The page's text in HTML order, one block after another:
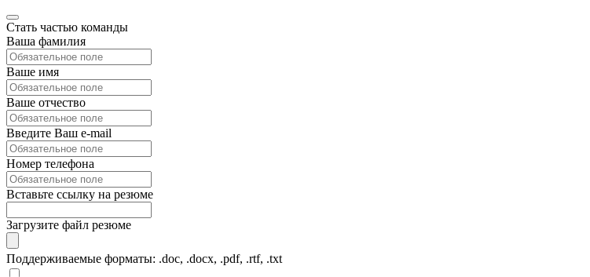
Стать частью команды
Ваша фамилия
Ваше имя
Ваше отчество
Введите Ваш e-mail
Номер телефона
Вставьте ссылку на резюме
Загрузите файл резюме
Поддерживаемые форматы: .doc, .docx, .pdf, .rtf, .txt